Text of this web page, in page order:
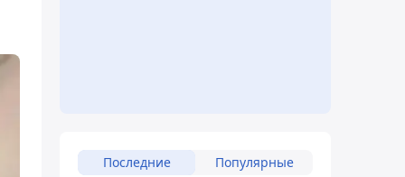
Последние Популярные